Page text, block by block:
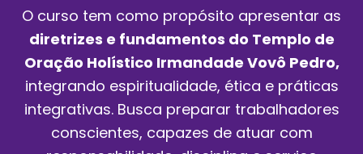
O curso tem como propósito apresentar as
diretrizes e fundamentos do Templo de
Oração Holístico Irmandade Vovô Pedro,
integrando espiritualidade, ética e práticas
integrativas. Busca preparar trabalhadores
conscientes, capazes de atuar com